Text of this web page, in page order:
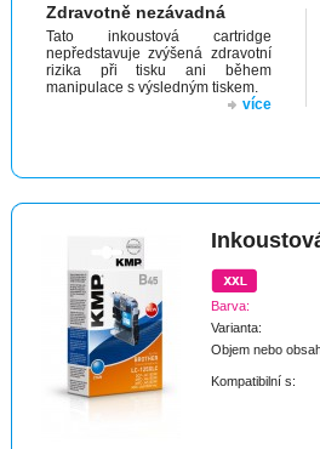
Zdravotně nezávadná
Tato inkoustová cartridge
nepředstavuje zvýšená zdravotní
rizika při tisku ani během
manipulace s výsledným tiskem.
více
Barva:
Varianta:
Objem nebo
Kompatibilní s: